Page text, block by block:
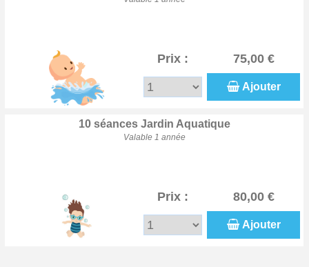
Prix : 75,00 €
Ajouter
10 séances Jardin Aquatique
Valable 1 année
Prix : 80,00 €
Ajouter